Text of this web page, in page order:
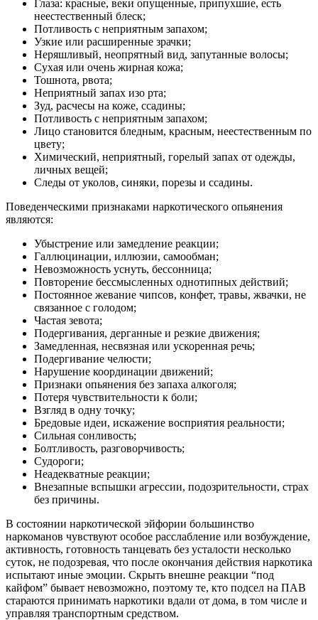
Глаза: красные, веки опущенные, припухшие, есть
неестественный блеск;
Потливость с неприятным запахом;
Узкие или расширенные зрачки;
Неряшливый, неопрятный вид, запутанные волосы;
Сухая или очень жирная кожа;
Тошнота, рвота;
Неприятный запах изо рта;
Зуд, расчесы на коже, ссадины;
Потливость с неприятным запахом;
Лицо становится бледным, красным, неестественным по
цвету;
Химический, неприятный, горелый запах от одежды,
личных вещей;
Следы от уколов, синяки, порезы и ссадины.
Поведенческими признаками наркотического опьянения
являются:
Убыстрение или замедление реакции;
Галлюцинации, иллюзии, самообман;
Невозможность уснуть, бессонница;
Повторение бессмысленных однотипных действий;
Постоянное жевание чипсов, конфет, травы, жвачки, не
связанное с голодом;
Частая зевота;
Подергивания, дерганные и резкие движения;
Замедленная, несвязная или ускоренная речь;
Подергивание челюсти;
Нарушение координации движений;
Признаки опьянения без запаха алкоголя;
Потеря чувствительности к боли;
Взгляд в одну точку;
Бредовые идеи, искажение восприятия реальности;
Сильная сонливость;
Болтливость, разговорчивость;
Судороги;
Неадекватные реакции;
Внезапные вспышки агрессии, подозрительности, страх
без причины.
В состоянии наркотической эйфории большинство
наркоманов чувствуют особое расслабление или возбуждение,
активность, готовность танцевать без усталости несколько
суток, не подозревая, что после окончания действия наркотика
испытают иные эмоции. Скрыть внешне реакции “под
кайфом” бывает невозможно, поэтому те, кто подсел на ПАВ
стараются принимать наркотики вдали от дома, в том числе и
управляя транспортным средством.